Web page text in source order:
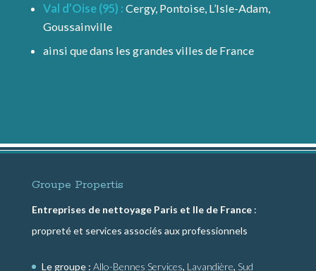
Val d’Oise (95) : Cergy, Pontoise, L’Isle-Adam,
Goussainville
ainsi que dans les grandes villes de France
Groupe Propertis
Entreprises de nettoyage Paris et Ile de France:
propreté et services associés aux professionnels
Le groupe : Allo-Bennes Services, Lavandière, Sud